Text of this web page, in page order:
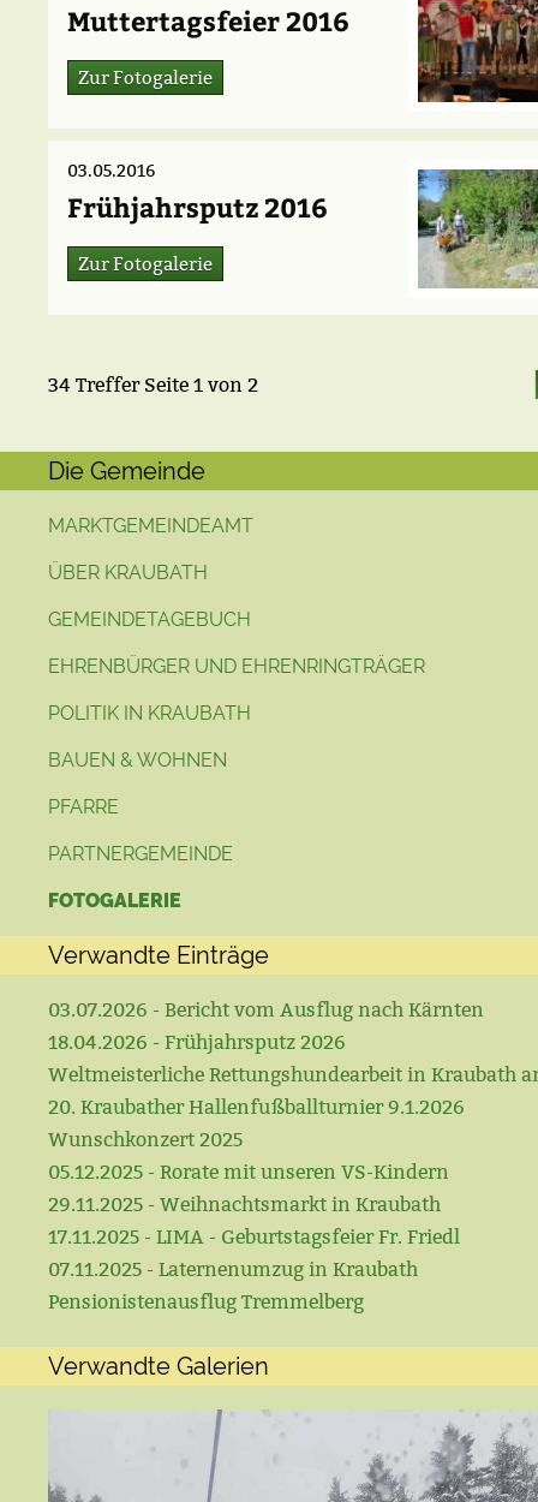
Muttertagsfeier 2016
Zur Fotogalerie
03.05.2016
Frühjahrsputz 2016
Zur Fotogalerie
34 Treffer Seite 1 von 2
Die Gemeinde
MARKTGEMEINDEAMT
ÜBER KRAUBATH
GEMEINDETAGEBUCH
EHRENBÜRGER UND EHRENRINGTRÄGER
POLITIK IN KRAUBATH
BAUEN & WOHNEN
PFARRE
PARTNERGEMEINDE
FOTOGALERIE
Verwandte Einträge
03.07.2026 - Bericht vom Ausflug nach Kärnten
18.04.2026 - Frühjahrsputz 2026
Weltmeisterliche Rettungshundearbeit in Kraubath
20. Kraubather Hallenfußballturnier 9.1.2026
Wunschkonzert 2025
05.12.2025 - Rorate mit unseren VS-Kindern
29.11.2025 - Weihnachtsmarkt in Kraubath
17.11.2025 - LIMA - Geburtstagsfeier Fr. Friedl
07.11.2025 - Laternenumzug in Kraubath
Pensionistenausflug Tremmelberg
Verwandte Galerien